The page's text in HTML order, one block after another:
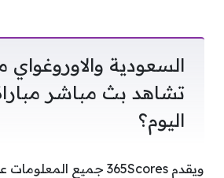
السعودية والاوروغواي
تشاهد بث مباشر
اليوم؟
ويقدم 365Scores جميع المعلومات عن